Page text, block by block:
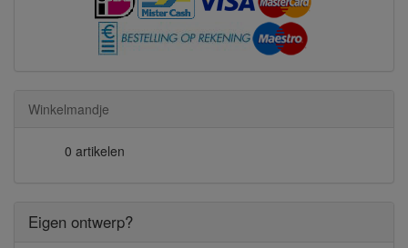
Winkelmandje
0 artikelen
Eigen ontwerp?